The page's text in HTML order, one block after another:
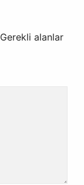
Gerekli alanlar